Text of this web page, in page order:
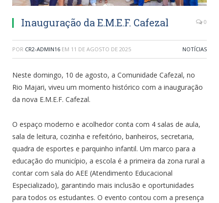
Inauguração da E.M.E.F. Cafezal 0
POR CR2-ADMIN16 EM 11 DE AGOSTO DE 2025 NOTÍCIAS
Neste domingo, 10 de agosto, a Comunidade Cafezal, no
Rio Majari, viveu um momento histórico com a inauguração
da nova E.M.E.F. Cafezal.
O espaço moderno e acolhedor conta com 4 salas de aula,
sala de leitura, cozinha e refeitório, banheiros, secretaria,
quadra de esportes e parquinho infantil. Um marco para a
educação do município, a escola é a primeira da zona rural a
contar com sala do AEE (Atendimento Educacional
Especializado), garantindo mais inclusão e oportunidades
para todos os estudantes. O evento contou com a presença